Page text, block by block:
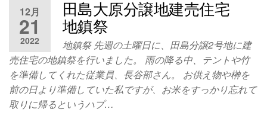
12月
21
2022
田島大原分譲地建売住宅
地鎮祭
地鎮祭 先週の土曜日に、田島分譲2号地に建
売住宅の地鎮祭を行いました。 雨の降る中、テントや竹
を準備してくれた従業員、長谷部さん。 お供え物や榊を
前の日より準備していた私ですが、お米をすっかり忘れて
取りに帰るというハプ…